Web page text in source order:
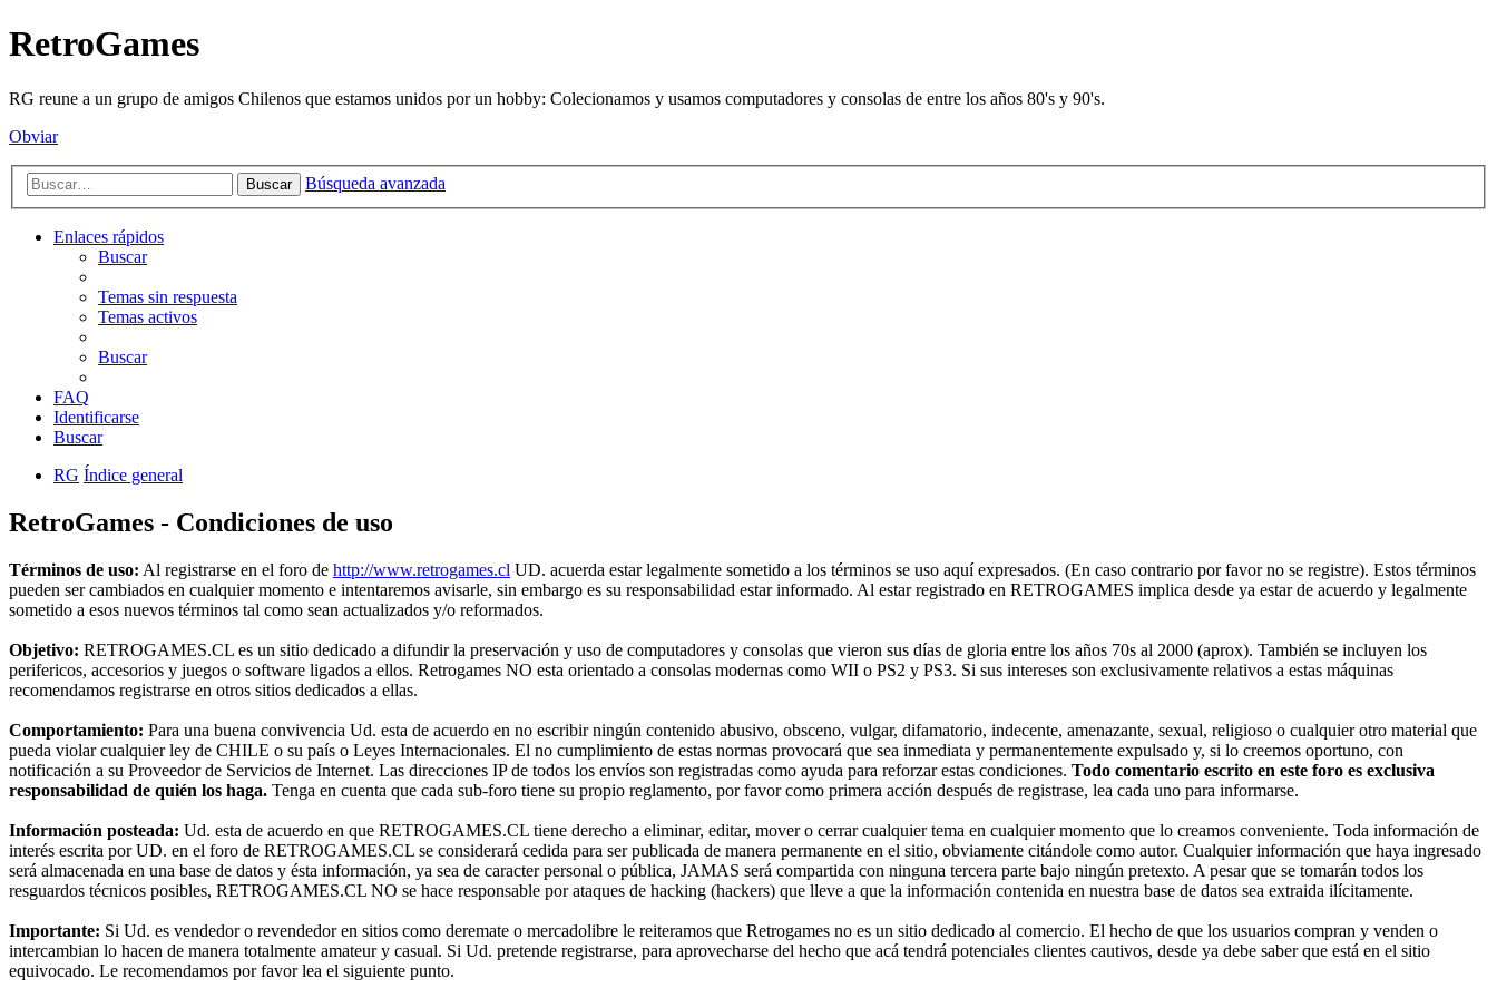
RetroGames
RG reune a un grupo de amigos Chilenos que estamos unidos por un hobby: Colecionamos y usamos computadores y consolas de entre los años 80's y 90's.
Obviar
Buscar Búsqueda avanzada
Enlaces rápidos
Buscar
Temas sin respuesta
Temas activos
Buscar
FAQ
Identificarse
Buscar
RG Índice general
RetroGames - Condiciones de uso
Términos de uso: Al registrarse en el foro de http://www.retrogames.cl UD. acuerda estar legalmente sometido a los términos se uso aquí expresados. (En caso contrario por favor no se registre). Estos términos
pueden ser cambiados en cualquier momento e intentaremos avisarle, sin embargo es su responsabilidad estar informado. Al estar registrado en RETROGAMES implica desde ya estar de acuerdo y legalmente
sometido a esos nuevos términos tal como sean actualizados y/o reformados.
Objetivo: RETROGAMES.CL es un sitio dedicado a difundir la preservación y uso de computadores y consolas que vieron sus días de gloria entre los años 70s al 2000 (aprox). También se incluyen los
perifericos, accesorios y juegos o software ligados a ellos. Retrogames NO esta orientado a consolas modernas como WII o PS2 y PS3. Si sus intereses son exclusivamente relativos a estas máquinas
recomendamos registrarse en otros sitios dedicados a ellas.
Comportamiento: Para una buena convivencia Ud. esta de acuerdo en no escribir ningún contenido abusivo, obsceno, vulgar, difamatorio, indecente, amenazante, sexual, religioso o cualquier otro material que
pueda violar cualquier ley de CHILE o su país o Leyes Internacionales. El no cumplimiento de estas normas provocará que sea inmediata y permanentemente expulsado y, si lo creemos oportuno, con
notificación a su Proveedor de Servicios de Internet. Las direcciones IP de todos los envíos son registradas como ayuda para reforzar estas condiciones. Todo comentario escrito en este foro es exclusiva
responsabilidad de quién los haga. Tenga en cuenta que cada sub-foro tiene su propio reglamento, por favor como primera acción después de registrase, lea cada uno para informarse.
Información posteada: Ud. esta de acuerdo en que RETROGAMES.CL tiene derecho a eliminar, editar, mover o cerrar cualquier tema en cualquier momento que lo creamos conveniente. Toda información de
interés escrita por UD. en el foro de RETROGAMES.CL se considerará cedida para ser publicada de manera permanente en el sitio, obviamente citándole como autor. Cualquier información que haya ingresado
será almacenada en una base de datos y ésta información, ya sea de caracter personal o pública, JAMAS será compartida con ninguna tercera parte bajo ningún pretexto. A pesar que se tomarán todos los
resguardos técnicos posibles, RETROGAMES.CL NO se hace responsable por ataques de hacking (hackers) que lleve a que la información contenida en nuestra base de datos sea extraida ilícitamente.
Importante: Si Ud. es vendedor o revendedor en sitios como deremate o mercadolibre le reiteramos que Retrogames no es un sitio dedicado al comercio. El hecho de que los usuarios compran y venden o
intercambian lo hacen de manera totalmente amateur y casual. Si Ud. pretende registrarse, para aprovecharse del hecho que acá tendrá potenciales clientes cautivos, desde ya debe saber que está en el sitio
equivocado. Le recomendamos por favor lea el siguiente punto.